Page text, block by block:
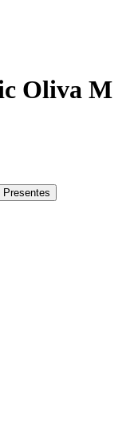
Oliva M